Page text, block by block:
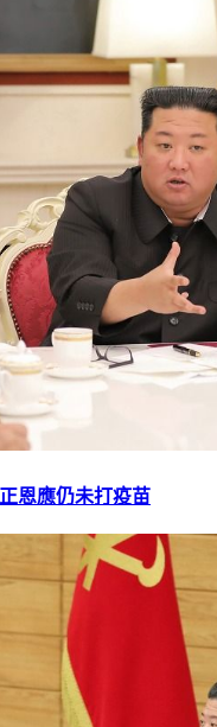
恩應仍未打疫苗